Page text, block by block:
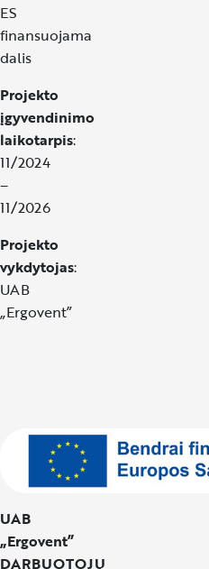
ES
finansuojama
dalis
Projekto
įgyvendinimo
laikotarpis:
11/2024
–
11/2026
Projekto
vykdytojas:
UAB
„Ergovent”
UAB
„Ergovent”
DARBUOTOJŲ